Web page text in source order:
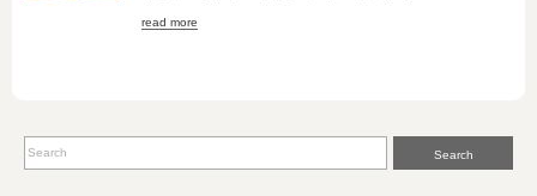
read more
Search